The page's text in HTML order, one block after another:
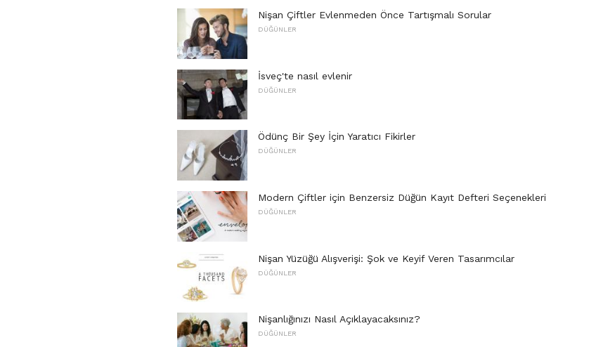
Nişan Çiftler Evlenmeden Önce Tartışmalı Sorular
DÜĞÜNLER
İsveç'te nasıl evlenir
DÜĞÜNLER
Ödünç Bir Şey İçin Yaratıcı Fikirler
DÜĞÜNLER
Modern Çiftler için Benzersiz Düğün Kayıt Defteri Seçenekleri
DÜĞÜNLER
Nişan Yüzüğü Alışverişi: Şok ve Keyif Veren Tasarımcılar
DÜĞÜNLER
Nişanlığınızı Nasıl Açıklayacaksınız?
DÜĞÜNLER